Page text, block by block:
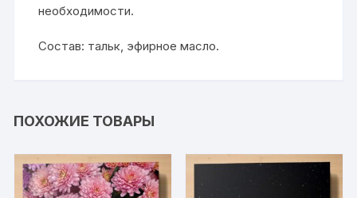
необходимости.
Состав: тальк, эфирное масло.
ПОХОЖИЕ ТОВАРЫ